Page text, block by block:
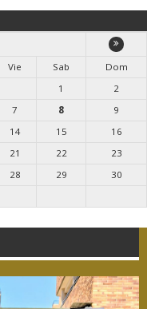
Vie Sab
Dom
1
2
7 8
9
14 15
16
21 22
23
28 29
30